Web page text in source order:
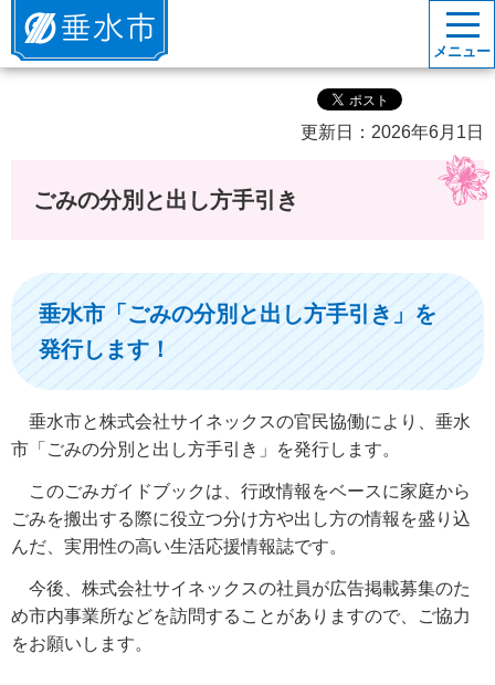
垂水市
メニュー
更新日：2026年6月1日
ごみの分別と出し方手引き
垂水市「ごみの分別と出し方手引き」を
発行します！
垂水市と株式会社サイネックスの官民協働により、垂水
市「ごみの分別と出し方手引き」を発行します。
このごみガイドブックは、行政情報をベースに家庭から
ごみを搬出する際に役立つ分け方や出し方の情報を盛り込
んだ、実用性の高い生活応援情報誌です。
今後、株式会社サイネックスの社員が広告掲載募集のた
め市内事業所などを訪問することがありますので、ご協力
をお願いします。